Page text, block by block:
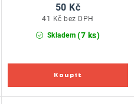
Skladem (7 ks)
41 Kč bez DPH
50 Kč